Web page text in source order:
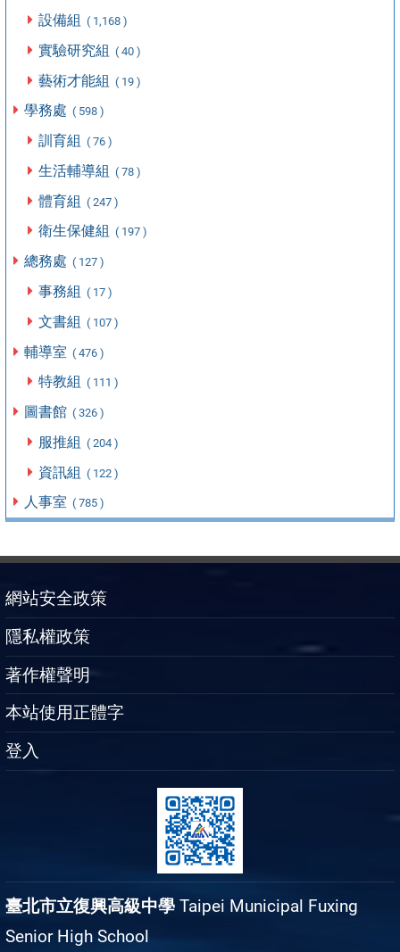
設備組 ( 1,168 )
實驗研究組 ( 40 )
藝術才能組 ( 19 )
學務處 ( 598 )
訓育組 ( 76 )
生活輔導組 ( 78 )
體育組 ( 247 )
衛生保健組 ( 197 )
總務處 ( 127 )
事務組 ( 17 )
文書組 ( 107 )
輔導室 ( 476 )
特教組 ( 111 )
圖書館 ( 326 )
服推組 ( 204 )
資訊組 ( 122 )
人事室 ( 785 )
網站安全政策
隱私權政策
著作權聲明
本站使用正體字
登入
臺北市立復興高級中學 Taipei Municipal Fuxing
Senior High School